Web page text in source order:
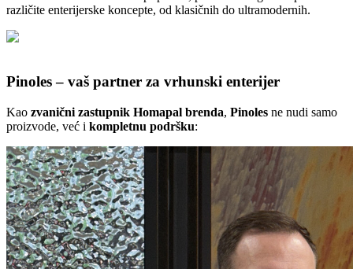
različite enterijerske koncepte, od klasičnih do ultramodernih.
Pinoles – vaš partner za vrhunski enterijer
Kao zvanični zastupnik Homapal brenda, Pinoles ne nudi samo
proizvode, već i kompletnu podršku: